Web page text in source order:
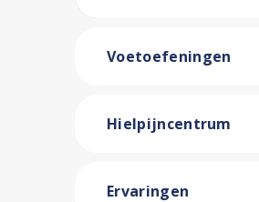
Voetoefeningen
Hielpijncentrum
Ervaringen